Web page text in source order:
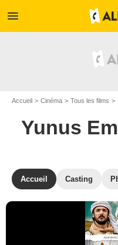
menu
Accueil Cinéma Tous les films
Yunus
Accueil Casting